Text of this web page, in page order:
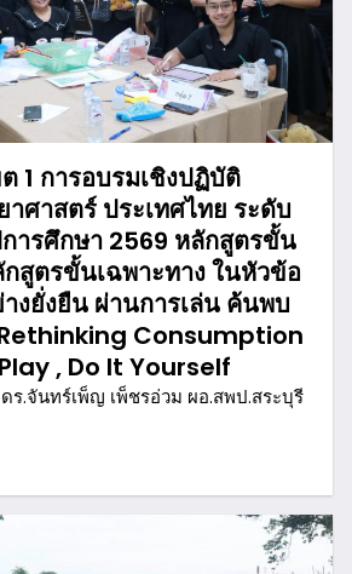
1 การอบรมเชิงปฏิบัติ
ศาสตร์ ประเทศไทย ระดับ
ารศึกษา 2569 หลักสูตรขั้น
สูตรขั้นเฉพาะทาง ในหัวข้อ
งยั่งยืน ผ่านการเล่น ค้นพบ
Consumption
, Do It Yourself
ร.จันทร์เพ็ญ เพ็ชรอ่วม ผอ.สพป.สระบุรี